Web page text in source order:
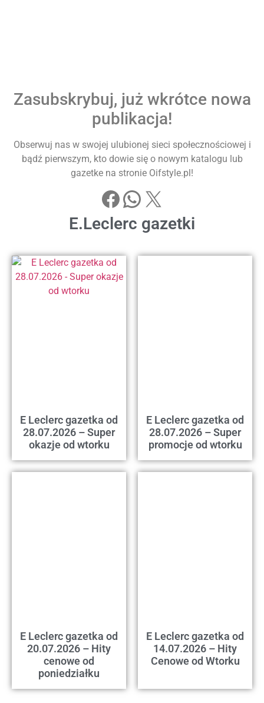
Zasubskrybuj, już wkrótce nowa
publikacja!
Obserwuj nas w swojej ulubionej sieci społecznościowej i
bądź pierwszym, kto dowie się o nowym katalogu lub
gazetke na stronie Oifstyle.pl!
E.Leclerc gazetki
E Leclerc gazetka od
28.07.2026 – Super
okazje od wtorku
E Leclerc gazetka od
28.07.2026 – Super
promocje od wtorku
E Leclerc gazetka od
20.07.2026 – Hity
cenowe od
poniedziałku
E Leclerc gazetka od
14.07.2026 – Hity
Cenowe od Wtorku